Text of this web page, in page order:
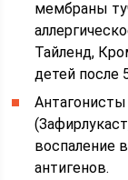
мембраны
Тайленд,
детей после
воспаление
антигенов.